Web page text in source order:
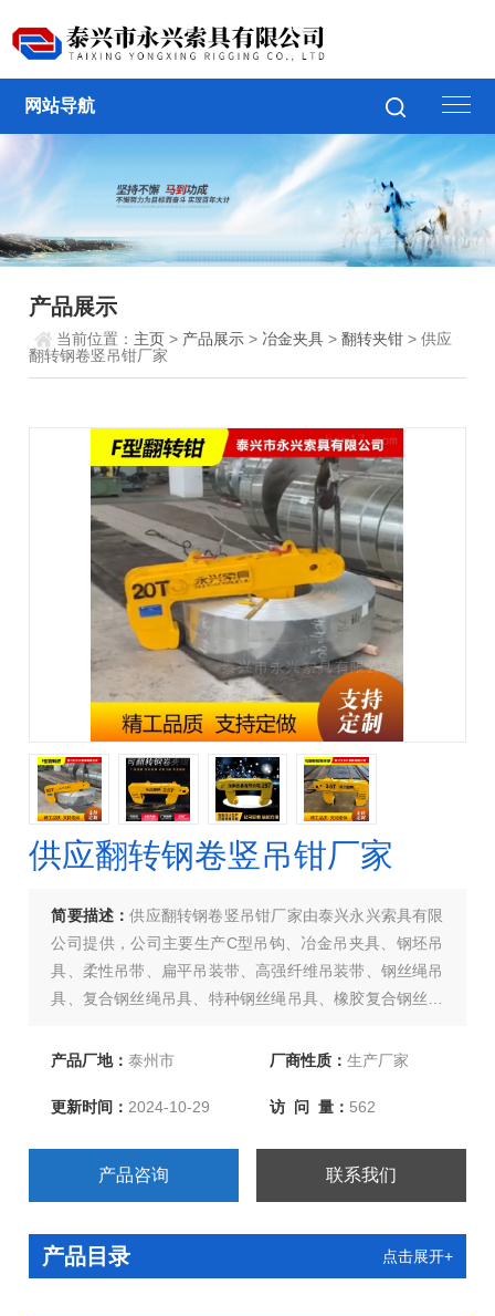
网站导航
产品展示
当前位置： 主页 > 产品展示 > 冶金夹具 >翻转夹钳 > 供应
翻转钢卷竖吊钳厂家
供应翻转钢卷竖吊钳厂家
简要描述：供应翻转钢卷竖吊钳厂家由泰兴永兴索具有限
公司提供，公司主要生产C型吊钩、冶金吊夹具、钢坯吊
具、柔性吊带、扁平吊装带、高强纤维吊装带、钢丝绳吊
具、复合钢丝绳吊具、特种钢丝绳吊具、橡胶复合钢丝绳
绳、注塑绳、软梯、安全带等几大系列，欢迎新老客户洽
产品厂地：泰州市 厂商性质： 生产厂家
更新时间：2024-10-29 访 问 量： 562
产品咨询 联系我们
产品目录 点击展开+